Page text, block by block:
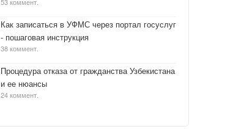
Как записаться в УФМС через портал госуслуг
- пошаговая инструкция
38 коммент.
Процедура отказа от гражданства Узбекистана
и ее нюансы
24 коммент.